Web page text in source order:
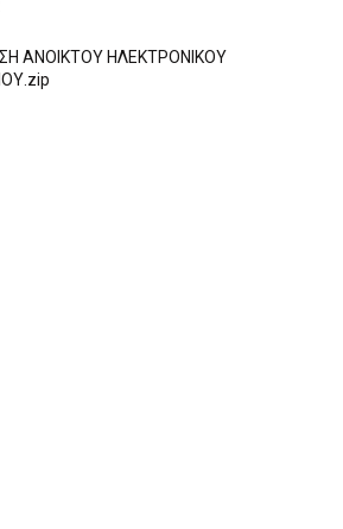
ΑΝΟΙΚΤΟΥ ΗΛΕΚΤΡΟΝΙΚΟΥ